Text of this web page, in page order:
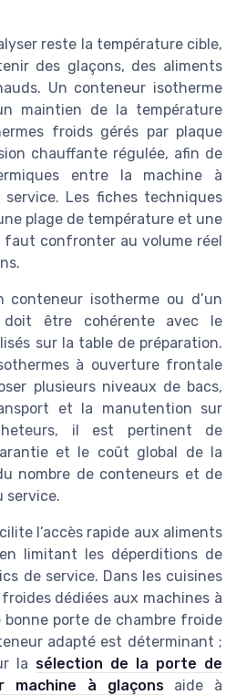
reste la température cible,
des glaçons, des aliments
Un conteneur isotherme
maintien de la température
froids gérés par plaque
chauffante régulée, afin de
entre la machine à
Les fiches techniques
plage de température et une
faut confronter au volume réel
conteneur isotherme ou d’un
doit être cohérente avec le
sur la table de préparation.
à ouverture frontale
plusieurs niveaux de bacs,
et la manutention sur
il est pertinent de
et le coût global de la
nombre de conteneurs et de
service.
l’accès rapide aux aliments
limitant les déperditions de
de service. Dans les cuisines
dédiées aux machines à
bonne porte de chambre froide
adapté est déterminant ;
la sélection de la porte de
machine à glaçonsaide à